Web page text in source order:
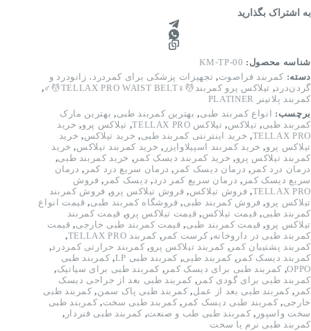
به اشتراک بگذارید
شناسه محصول: KM-TP-00
دسته: کمربند فراصوت, تجهیزات پزشکی برای کمردرد، زانودرد و
گردن‌درد, تیلاکس پرو کمربند💆♀️TELLAX PRO WAIST BELT💆♂️
,
کمربند پلاتینر PLATINER
برچسب:
انواع کمربند طبی, بهترین کمربند طبی, بهترین مارک
کمربند طبی, تیلاکس, تیلاکس TELLAX PRO , تیلاکس پرو, خرید
TELLAX PRO
, خرید اینترنتی کمربند طبی, خرید تیلاکس, خرید
تیلاکس پرو, خرید کمربند اسپیلاوایزر , خرید کمربند تیلاکس, خرید
کمربند تیلاکس پرو, خرید کمربند دیسک کمر , خرید کمربند طبی,
درمان درد کمر , درمان دیسک کمر , درمان سریع درد کمر , درمان
سریع دیسک کمر , درمان سریع کمر درد, دیسک کمر , فروش
TELLAX PRO
, فروش تیلاکس, فروش تیلاکس پرو, فروش کمربند
تیلاکس پرو, فروش کمربند طبی, فروشگاه کمربند طبی, قیمت انواع
کمربند طبی, قیمت تیلاکس, قیمت تیلاکس پرو, قیمت کمربند
تیلاکس پرو, قیمت کمربند طبی, قیمت کمربند طبی خارجی, قیمت
کمربند طبی در داروخانه, کرست کمر , کمربند TELLAX PRO
,
کمربند پشتیبان کمر , کمربند تیلاکس پرو, کمربند حرارتی کمردرد,
کمربند دیسک کمر , کمربند طبی, کمربند طبی LP , کمربند طبی
OPPO
, کمربند طبی برای دیسک کمر , کمربند طبی برای سیاتیک,
کمربند طبی برای گودی کمر , کمربند طبی بعد از جراحی دیسک
کمر , کمربند طبی بعد از عمل, کمربند طبی پاک سمن, کمربند طبی
خارجی, کمربند طبی دیسک کمر , کمربند طبی سخت, کمربند طبی
سخت واسپور , کمربند طبی طب و صنعت, کمربند طبی فنردار ,
کمربند طبی نرم یا سخت